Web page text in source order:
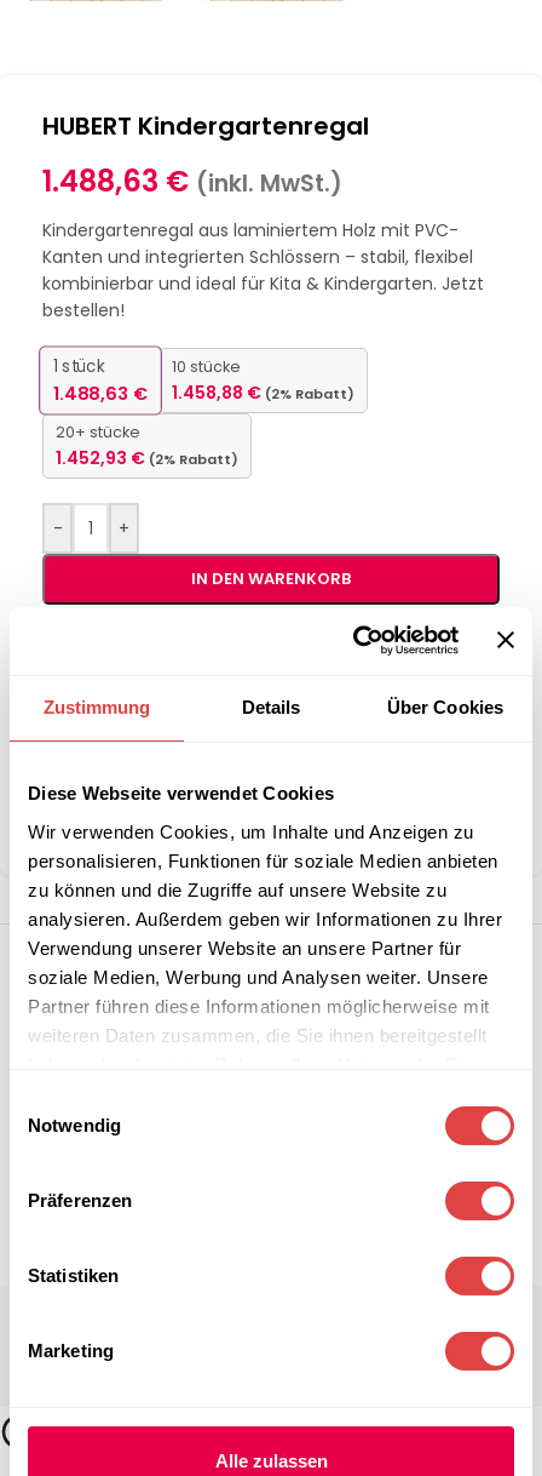
Zustimmung Details Über Cookies
Diese Webseite verwendet Cookies
Wir verwenden Cookies, um Inhalte und Anzeigen zu
personalisieren, Funktionen für soziale Medien anbieten
zu können und die Zugriffe auf unsere Website zu
analysieren. Außerdem geben wir Informationen zu Ihrer
Verwendung unserer Website an unsere Partner für
soziale Medien, Werbung und Analysen weiter. Unsere
Partner führen diese Informationen möglicherweise mit
weiteren Daten zusammen, die Sie ihnen bereitgestellt
Notwendig
Präferenzen
Statistiken
Marketing
Alle zulassen
HUBERT Kindergartenregal
1.488,63 € (inkl. MwSt.)
Kindergartenregal aus laminiertem Holz mit PVC-
Kanten und integrierten Schlössern – stabil, flexibel
kombinierbar und ideal für Kita & Kindergarten. Jetzt
bestellen!
1 stück
1.488,63 €
10 stücke
1.458,88 € (2% Rabatt)
20+ stücke
1.452,93 € (2% Rabatt)
- +
IN DEN WARENKORB
Stückzahlen?
Kategorie: Schulmöbel
Teilen: